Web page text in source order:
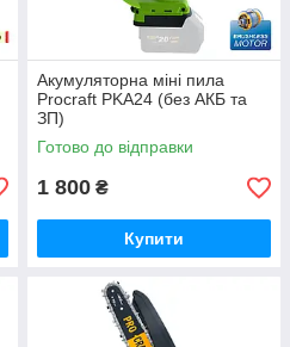
Акумуляторна міні пила
Procraft PKA24 (без АКБ та
ЗП)
Готово до відправки
1 800 ₴
Купити